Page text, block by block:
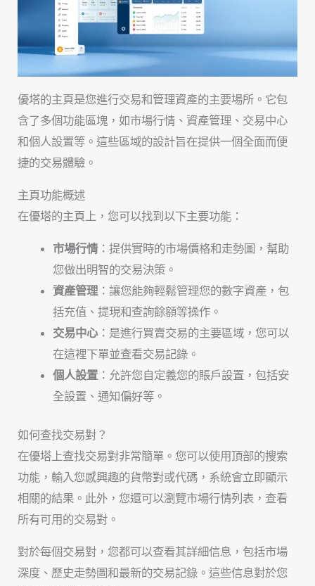
優塔的主頁是您進行交易和管理資產的主要場所。它包
含了多個功能區塊，如市場行情、資產管理、交易中心
和個人設置等。這些區域的設計旨在提供一個全面而便
捷的交易體驗。
主頁功能概述
在優塔的主頁上，您可以找到以下主要功能：
市場行情：提供實時的市場價格和走勢圖，幫助
您做出明智的交易決策。
資產管理：讓您能夠輕鬆管理您的數字資產，包
括充值、提現和查詢餘額等操作。
交易中心：是進行買賣交易的主要區域，您可以
在這裡下單並查看交易記錄。
個人設置：允許您自定義您的賬戶設置，包括安
全設置、通知偏好等。
如何查找交易對？
在優塔上查找交易對非常簡單。您可以使用頂部的搜索
功能，輸入您感興趣的貨幣對或代碼，系統會立即顯示
相關的結果。此外，您還可以瀏覽市場行情列表，查看
所有可用的交易對。
對於每個交易對，您都可以查看其詳細信息，包括市場
深度、歷史走勢圖和最新的交易記錄。這些信息對於您